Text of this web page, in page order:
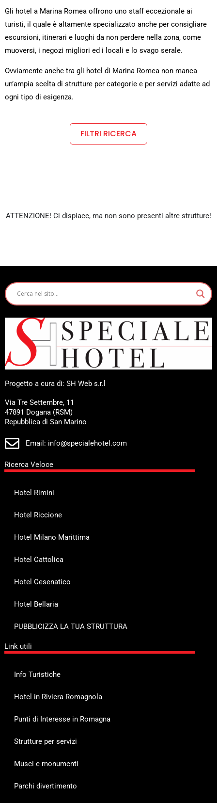
Gli hotel a Marina Romea offrono uno staff eccezionale ai
turisti, il quale è altamente specializzato anche per consigliare
escursioni, itinerari e luoghi da non perdere nella zona, come
muoversi, i negozi migliori ed i locali e lo svago serale.
Ovviamente anche tra gli hotel di Marina Romea non manca
un’ampia scelta di strutture per categorie e per servizi adatte ad
ogni tipo di esigenza.
FILTRI RICERCA
ATTENZIONE! Ci dispiace, ma non sono presenti altre strutture!
Progetto a cura di: SH Web s.r.l
Via Tre Settembre, 11
47891 Dogana (RSM)
Repubblica di San Marino
Email: info@specialehotel.com
Ricerca Veloce
Hotel Rimini
Hotel Riccione
Hotel Milano Marittima
Hotel Cattolica
Hotel Cesenatico
Hotel Bellaria
PUBBLICIZZA LA TUA STRUTTURA
Link utili
Info Turistiche
Hotel in Riviera Romagnola
Punti di Interesse in Romagna
Strutture per servizi
Musei e monumenti
Parchi divertimento